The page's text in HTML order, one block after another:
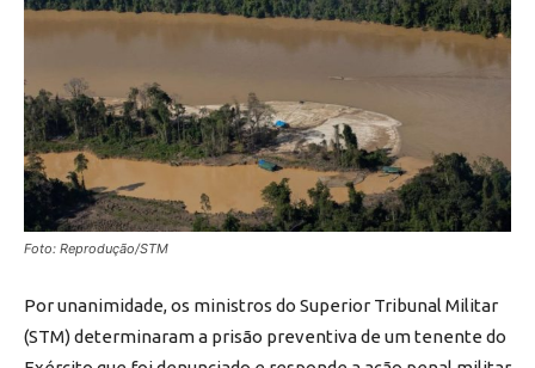
Foto: Reprodução/STM
Por unanimidade, os ministros do Superior Tribunal Militar
(STM) determinaram a prisão preventiva de um tenente do